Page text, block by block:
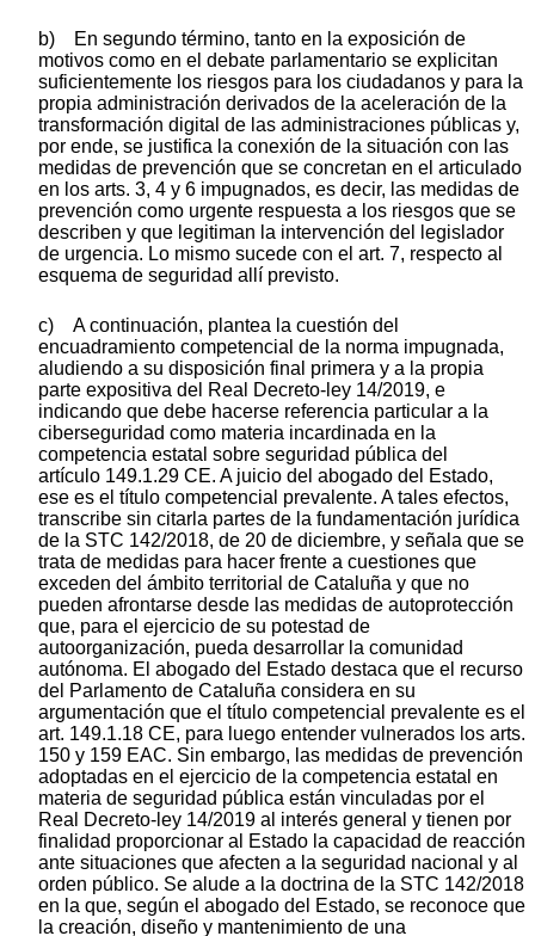
b) En segundo término, tanto en la exposición de
motivos como en el debate parlamentario se explicitan
suficientemente los riesgos para los ciudadanos y para la
propia administración derivados de la aceleración de la
transformación digital de las administraciones públicas y,
por ende, se justifica la conexión de la situación con las
medidas de prevención que se concretan en el articulado
en los arts. 3, 4 y 6 impugnados, es decir, las medidas de
prevención como urgente respuesta a los riesgos que se
describen y que legitiman la intervención del legislador
de urgencia. Lo mismo sucede con el art. 7, respecto al
esquema de seguridad allí previsto.
c) A continuación, plantea la cuestión del
encuadramiento competencial de la norma impugnada,
aludiendo a su disposición final primera y a la propia
parte expositiva del Real Decreto-ley 14/2019, e
indicando que debe hacerse referencia particular a la
ciberseguridad como materia incardinada en la
competencia estatal sobre seguridad pública del
artículo 149.1.29 CE. A juicio del abogado del Estado,
ese es el título competencial prevalente. A tales efectos,
transcribe sin citarla partes de la fundamentación jurídica
de la STC 142/2018, de 20 de diciembre, y señala que se
trata de medidas para hacer frente a cuestiones que
exceden del ámbito territorial de Cataluña y que no
pueden afrontarse desde las medidas de autoprotección
que, para el ejercicio de su potestad de
autoorganización, pueda desarrollar la comunidad
autónoma. El abogado del Estado destaca que el recurso
del Parlamento de Cataluña considera en su
argumentación que el título competencial prevalente es el
art. 149.1.18 CE, para luego entender vulnerados los arts.
150 y 159 EAC. Sin embargo, las medidas de prevención
adoptadas en el ejercicio de la competencia estatal en
materia de seguridad pública están vinculadas por el
Real Decreto-ley 14/2019 al interés general y tienen por
finalidad proporcionar al Estado la capacidad de reacción
ante situaciones que afecten a la seguridad nacional y al
orden público. Se alude a la doctrina de la STC 142/2018
en la que, según el abogado del Estado, se reconoce que
la creación, diseño y mantenimiento de una